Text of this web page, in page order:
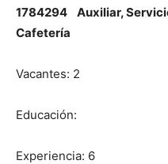
1784294 Auxiliar,
Cafetería
Vacantes: 2
Educación:
Experiencia: 6